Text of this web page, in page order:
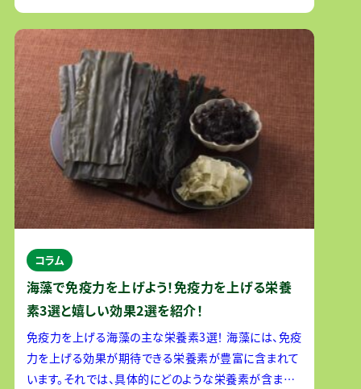
社ピエトロ、フジッコ株式会社、株式会社丸井グループ、
株式会社ユーグレナ、株式会社ラムラの
コラム
海藻で免疫力を上げよう！免疫力を上げる栄養
素3選と嬉しい効果2選を紹介！
免疫力を上げる海藻の主な栄養素3選！ 海藻には、免疫
力を上げる効果が期待できる栄養素が豊富に含まれて
います。それでは、具体的にどのような栄養素が含まれ